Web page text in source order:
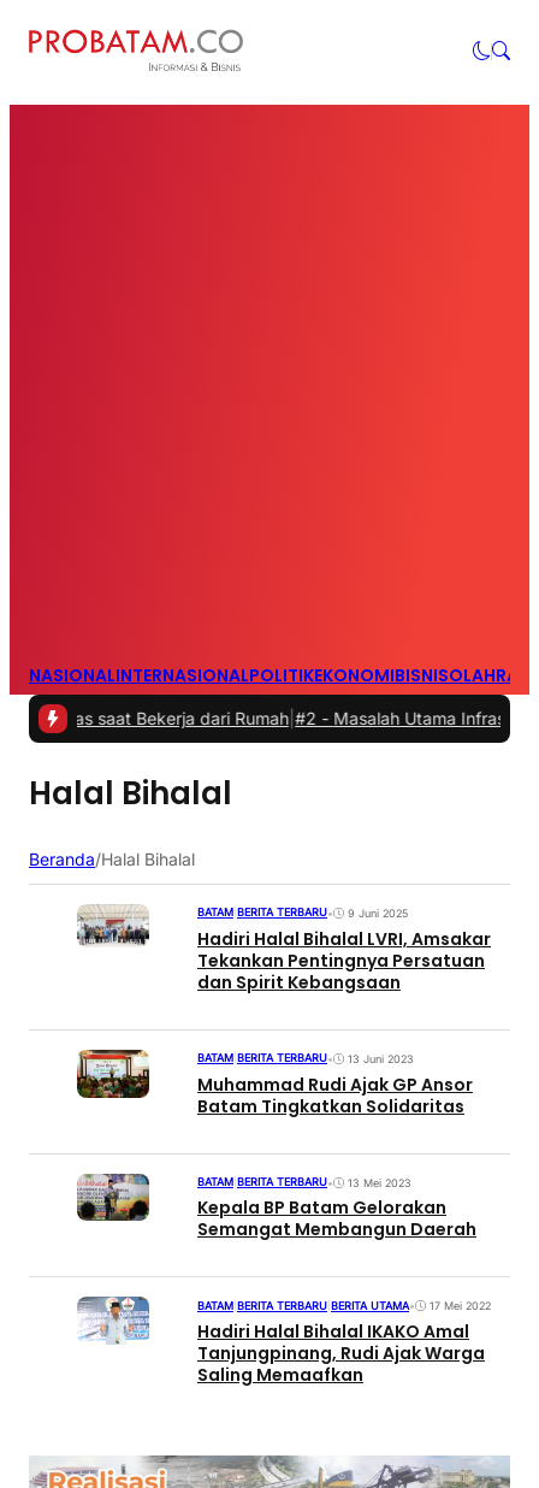
NASIONALINTERNASIONALPOLITIKEKONOMIBISNIS
saat Bekerja dari Rumah| #2 -Masalah Utama Infrastruktur
Halal Bihalal
Beranda/Halal Bihalal
BATAM BERITA TERBARU• 9 Juni 2025
Hadiri Halal Bihalal LVRI, Amsakar
Tekankan Pentingnya Persatuan
dan Spirit Kebangsaan
BATAM BERITA TERBARU• 13 Juni 2023
Muhammad Rudi Ajak GP Ansor
Batam Tingkatkan Solidaritas
BATAM BERITA TERBARU• 13 Mei 2023
Kepala BP Batam Gelorakan
Semangat Membangun Daerah
BATAM BERITA TERBARU BERITA UTAMA• 17 Mei 2022
Hadiri Halal Bihalal IKAKO Amal
Tanjungpinang, Rudi Ajak Warga
Saling Memaafkan